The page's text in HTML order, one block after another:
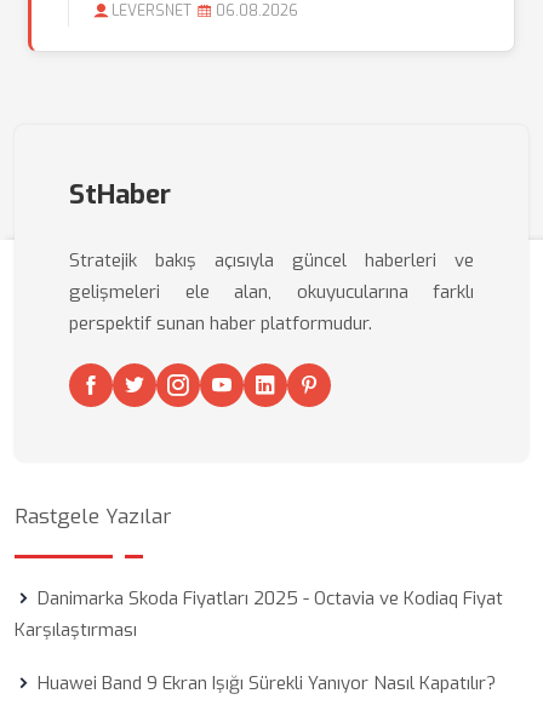
LEVERSNET 06.08.2026
StHaber
Stratejik bakış açısıyla güncel haberleri ve
gelişmeleri ele alan, okuyucularına farklı
perspektif sunan haber platformudur.
Rastgele Yazılar
Danimarka Skoda Fiyatları 2025 - Octavia ve Kodiaq Fiyat
Karşılaştırması
Huawei Band 9 Ekran Işığı Sürekli Yanıyor Nasıl Kapatılır?